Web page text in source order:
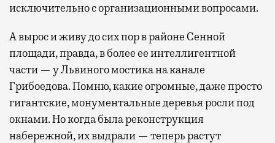
исключительно с организационными вопросами.
А вырос и живу до сих пор в районе Сенной
площади, правда, в более ее интеллигентной
части — у Львиного мостика на канале
Грибоедова. Помню, какие огромные, даже просто
гигантские, монументальные деревья росли под
окнами. Но когда была реконструкция
набережной, их выдрали — теперь растут